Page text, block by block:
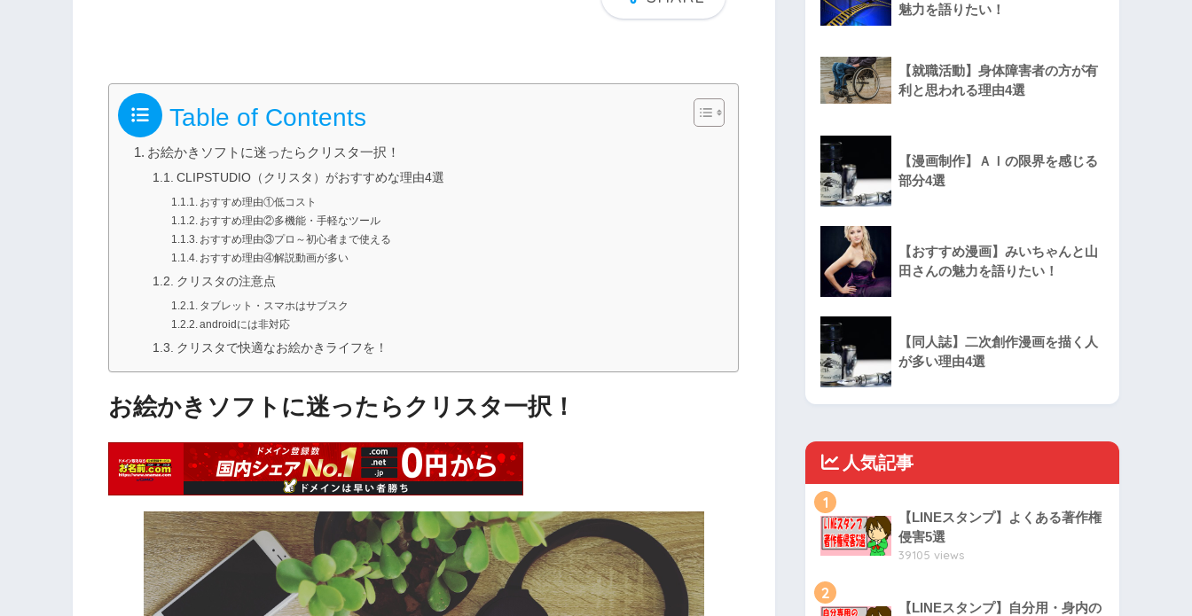
Table of Contents
お絵かきソフトに迷ったらクリスタ一択！
CLIPSTUDIO（クリスタ）がおすすめな理由4選
おすすめ理由①低コスト
おすすめ理由②多機能・手軽なツール
おすすめ理由③プロ～初心者まで使える
おすすめ理由④解説動画が多い
クリスタの注意点
タブレット・スマホはサブスク
androidには非対応
クリスタで快適なお絵かきライフを！
お絵かきソフトに迷ったらクリスタ一択！
魅力を語りたい！
【就職活動】身体障害者の方が有
利と思われる理由4選
【漫画制作】ＡＩの限界を感じる
部分4選
【おすすめ漫画】みいちゃんと山
田さんの魅力を語りたい！
【同人誌】二次創作漫画を描く人
が多い理由4選
人気記事
1
【LINEスタンプ】よくある著作権
侵害5選
39105 views
2
【LINEスタンプ】自分用・身内の